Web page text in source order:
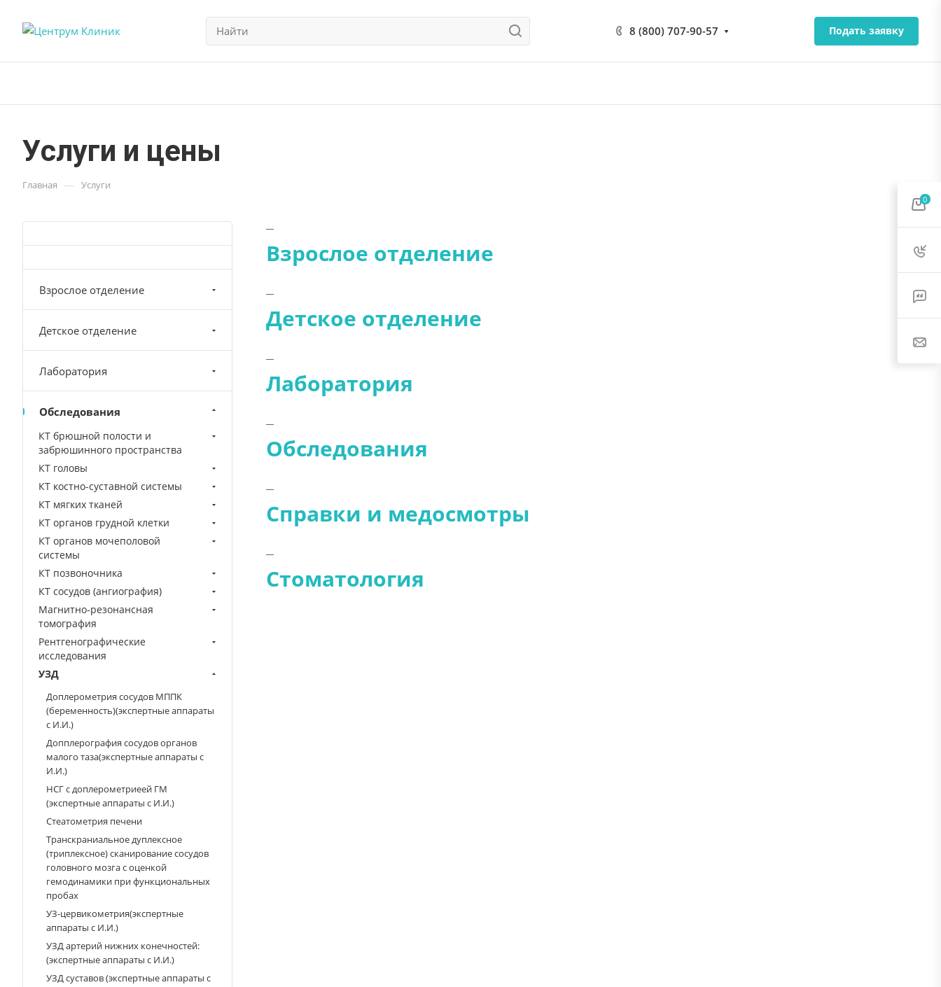
8 (800) 707-90-57 Подать заявку
Услуги и цены
Главная — Услуги
Взрослое отделение
Детское отделение
Лаборатория
Обследования
Справки и медосмотры
Стоматология
Взрослое отделение
Детское отделение
Лаборатория
Обследования
КТ брюшной полости и
забрюшинного пространства
КТ головы
КТ костно-суставной системы
КТ мягких тканей
КТ органов грудной клетки
КТ органов мочеполовой
системы
КТ позвоночника
КТ сосудов (ангиография)
Магнитно-резонансная
томография
Рентгенографические
исследования
УЗД
Доплерометрия сосудов МППК
(беременность)(экспертные аппараты
с И.И.)
Допплерография сосудов органов
малого таза(экспертные аппараты с
И.И.)
НСГ с доплерометриеей ГМ
(экспертные аппараты с И.И.)
Стеатометрия печени
Транскраниальное дуплексное
(триплексное) сканирование сосудов
головного мозга с оценкой
гемодинамики при функциональных
пробах
УЗ-цервикометрия(экспертные
аппараты с И.И.)
УЗД артерий нижних конечностей:
(экспертные аппараты с И.И.)
УЗД суставов (экспертные аппараты с
0